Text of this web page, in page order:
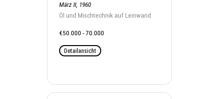
März II, 1960
Öl und Mischtechnik auf Leinwand
€50.000 - 70.000
Detailansicht